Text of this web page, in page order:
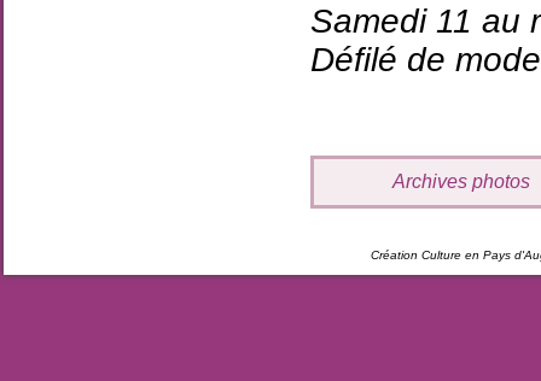
Samedi 11 au
Défilé de
Archives photos
Création Culture en Pays